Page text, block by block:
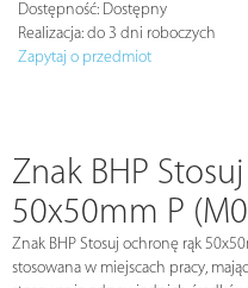
Dostępność: Dostępny
Realizacja: do 3 dni roboczych
Zapytaj o przedmiot
Znak BHP
50x50mm P
Znak BHP Stosuj ochronę rąk
stosowana w miejscach pracy,